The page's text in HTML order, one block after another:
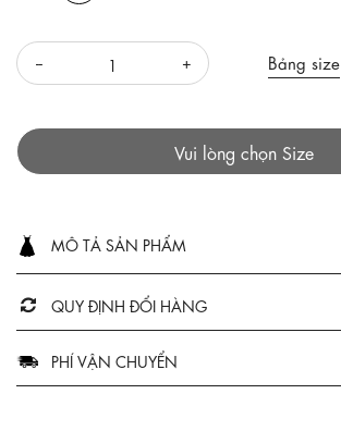
Bảng size
Vui lòng chọn Size
MÔ TẢ SẢN PHẨM
QUY ĐỊNH ĐỔI HÀNG
PHÍ VẬN CHUYỂN